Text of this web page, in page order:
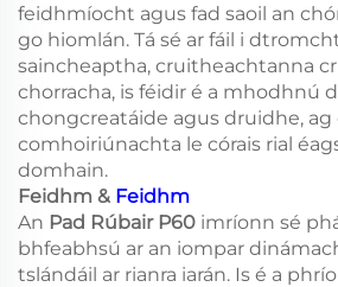
feidhmíocht agus fad saoil an
go hiomlán. Tá sé ar fáil i
saincheaptha, cruitheachtanna
chorracha, is féidir é a mhodhnú
chongcreatáide agus druidhe,
comhoiriúnachta le córais rial
domhain.
Feidhm & Feidhm
An Pad Rúbair P60 imríonn sé
bhfeabhsú ar an iompar
tslándáil ar rianra iarán. Is é a